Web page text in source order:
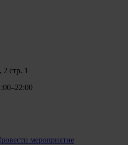
стр. 1
мероприятие